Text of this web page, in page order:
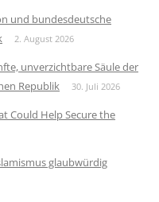
und bundesdeutsche
2. August 2026
unverzichtbare Säule der
Republik
30. Juli 2026
Could Help Secure the
glaubwürdig